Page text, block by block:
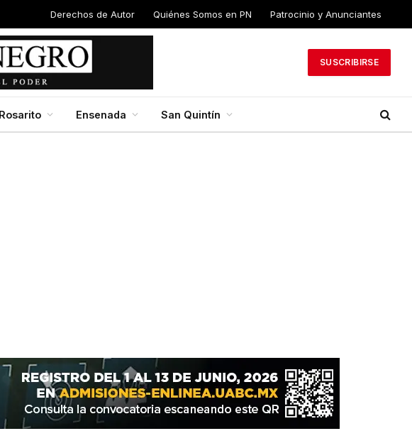
Derechos de
Autor
Quiénes Somos en
PN
Patrocinio y
Anunciantes
SUSCRIBIRSE
Ensenada San Quintín